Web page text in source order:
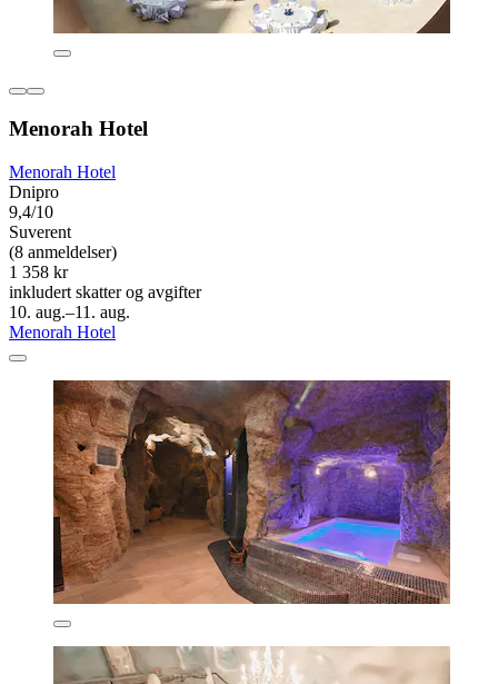
Menorah Hotel
Menorah Hotel
Dnipro
9,4/10
Suverent
(8 anmeldelser)
1 358 kr
inkludert skatter og avgifter
10. aug.–11. aug.
Menorah Hotel